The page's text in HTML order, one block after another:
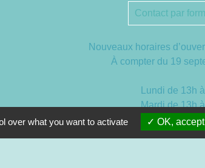
Contact par
Nouveaux horaires
À compter du 19
Lundi de 13h
Mardi de 13h
Mercredi de 9h à 12h et
Jeudi de 9h à 12h et
over what you want to activate OK, accept